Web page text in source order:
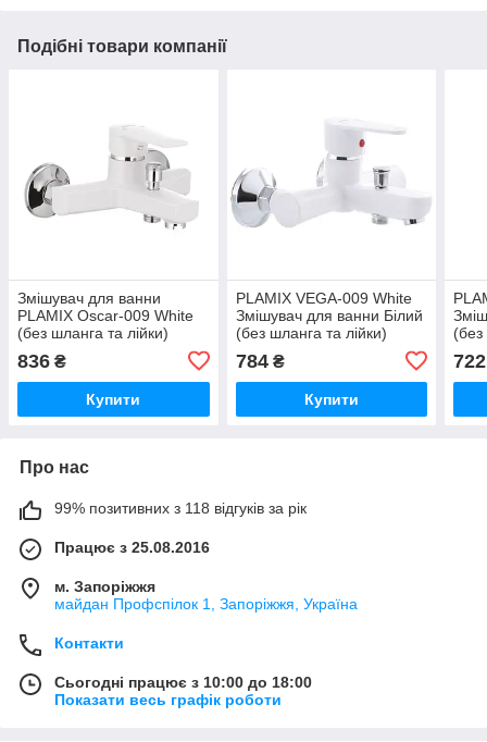
Подібні товари компанії
Змішувач для ванни
PLAMIX Oscar-009 White
(без шланга та лійки)
836 ₴
Купити
PLAMIX VEGA-009 White
Змішувач для ванни Білий
(без шланга та лійки)
784₴
Купити
(без
722
Про нас
99% позитивних з 118 відгуків за рік
Працює з 25.08.2016
м. Запоріжжя
майдан Профспілок 1, Запоріжжя, Україна
Контакти
Сьогодні працює з 10:00 до 18:00
Показати весь графік роботи